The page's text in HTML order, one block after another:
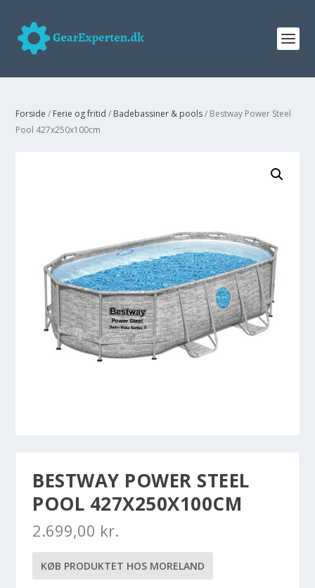
Forside / Ferie og fritid / Badebassiner & pools/ Bestway Power Steel
Pool 427x250x100cm
BESTWAY POWER STEEL
POOL 427X250X100CM
2.699,00 kr.
KØB PRODUKTET HOS MORELAND